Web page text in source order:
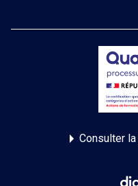
Consulter la